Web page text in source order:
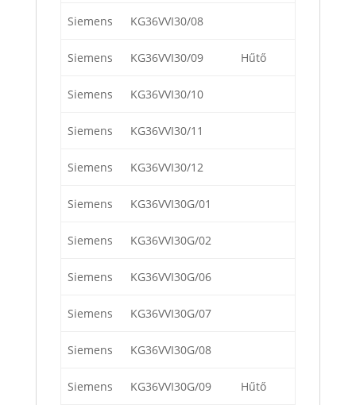
Siemens KG36VVI30/08
Siemens KG36VVI30/09 Hűtő
Siemens KG36VVI30/10
Siemens KG36VVI30/11
Siemens KG36VVI30/12
Siemens KG36VVI30G/01
Siemens KG36VVI30G/02
Siemens KG36VVI30G/06
Siemens KG36VVI30G/07
Siemens KG36VVI30G/08
Siemens KG36VVI30G/09 Hűtő